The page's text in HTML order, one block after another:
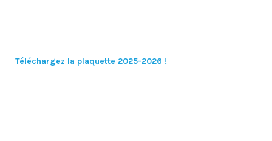
Téléchargez la plaquette 2025-2026 !